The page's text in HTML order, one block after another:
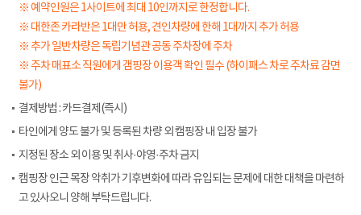
※ 예약인원은 1사이트에 최대 10인까지로 한정합니다.
※ 대한존 카라반은 1대만 허용, 견인차량에 한해 1대까지 추가 허용
※ 추가 일반차량은 독립기념관 공동 주차장에 주차
※ 주차 매표소 직원에게 갬핑장 이용객 확인 필수 (하이패스 차로 주차료 감면
불가)
결제방법 : 카드결제(즉시)
타인에게 양도 불가 및 등록된 차량 외 캠핑장 내 입장 불가
지정된 장소 외 이용 및 취사·야영·주차 금지
캠핑장 인근 목장 악취가 기후변화에 따라 유입되는 문제에 대한 대책을 마련하
고 있사오니 양해 부탁드립니다.